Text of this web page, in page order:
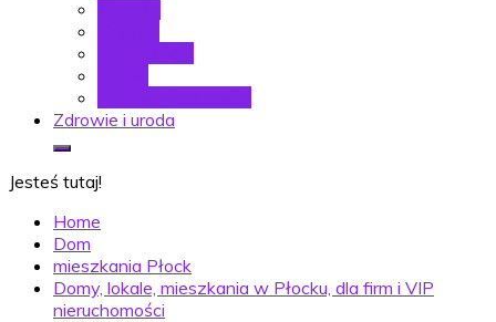
Zdrowie i uroda
Jesteś tutaj!
Home
Dom
mieszkania Płock
Domy, lokale, mieszkania w Płocku, dla firm i VIP
nieruchomości